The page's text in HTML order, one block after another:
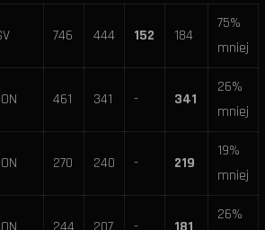
746 444 152 184
75%
mniej
461 341 - 341
26%
mniej
270 240 - 219
19%
mniej
26%